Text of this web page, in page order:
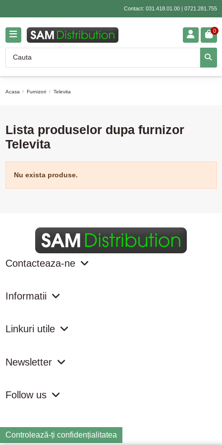
Contact: 031.418.01.00| 0721.281.755
0
Acasa Furnizori Televita
Lista produselor dupa furnizor
Televita
Nu exista produse.
Contacteaza-ne
Informatii
Linkuri utile
Newsletter
Follow us
Controlează-ți confidențialitatea